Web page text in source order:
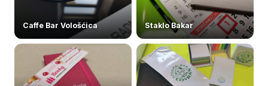
Caffe Bar Vološćica Staklo Bakar